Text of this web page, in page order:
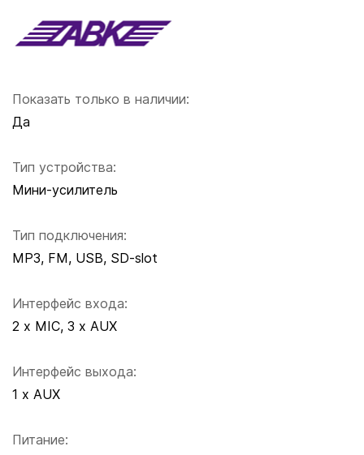
Показать только в наличии:
Да
Тип устройства:
Мини-усилитель
Тип подключения:
MP3, FM, USB, SD-slot
Интерфейс входа:
2 x MIC, 3 x AUX
Интерфейс выхода:
1 x AUX
Питание: